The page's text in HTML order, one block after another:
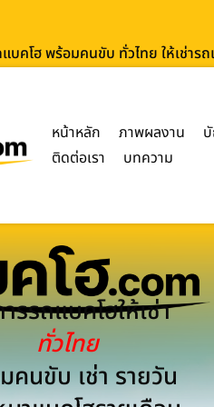
แบคโฮ พร้อมคนขับ ทั่วไทย ให้เช่า
หน้าหลัก ภาพผลงาน
ติดต่อเรา
บทความ
รรถแบคโฮให้เช่า
ทั่วไทย
คนขับ เช่า รายวัน